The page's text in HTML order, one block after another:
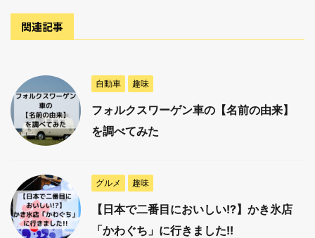
関連記事
自動車 趣味
フォルクスワーゲン車の【名前の由来】
を調べてみた
グルメ 趣味
【日本で二番目においしい!?】かき氷店
「かわぐち」に行きました!!